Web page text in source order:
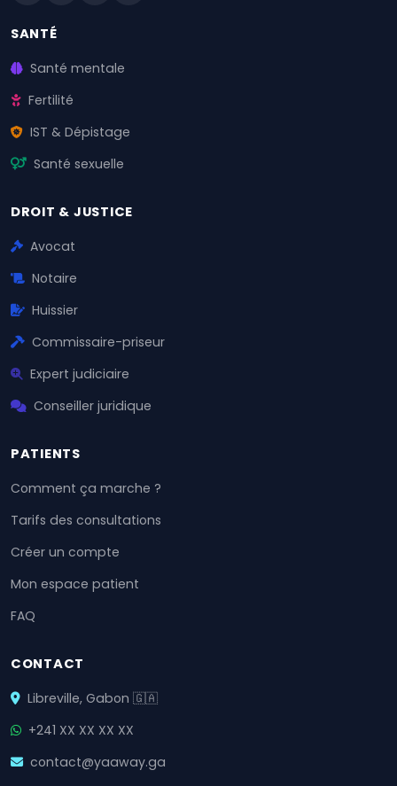
SANTÉ
Santé mentale
Fertilité
IST & Dépistage
Santé sexuelle
DROIT & JUSTICE
Avocat
Notaire
Huissier
Commissaire-priseur
Expert judiciaire
Conseiller juridique
PATIENTS
Comment ça marche ?
Tarifs des consultations
Créer un compte
Mon espace patient
FAQ
CONTACT
Libreville, Gabon 🇬🇦
+241 XX XX XX XX
contact@yaaway.ga